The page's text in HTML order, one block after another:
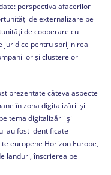
perspectiva afacerilor
de externalizare pe
de cooperare cu
juridice pentru sprijinirea
și clusterelor
prezentate câteva aspecte
în zona digitalizării și
tema digitalizării și
au fost identificate
europene Horizon Europe,
landuri, înscrierea pe